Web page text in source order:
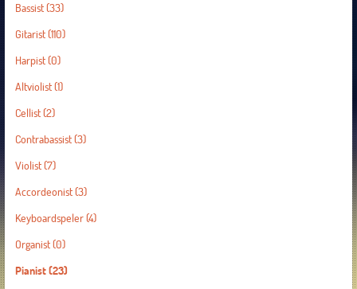
Bassist(33)
Gitarist(110)
Harpist(0)
Altviolist(1)
Cellist(2)
Contrabassist(3)
Violist(7)
Accordeonist(3)
Keyboardspeler(4)
Organist(0)
Pianist(23)